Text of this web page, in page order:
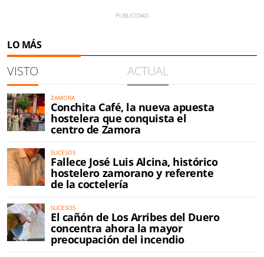
LO MÁS
VISTO ACTUAL
ZAMORA
Conchita Café, la nueva apuesta
hostelera que conquista el
centro de Zamora
SUCESOS
Fallece José Luis Alcina, histórico
hostelero zamorano y referente
de la coctelería
SUCESOS
El cañón de Los Arribes del Duero
concentra ahora la mayor
preocupación del incendio